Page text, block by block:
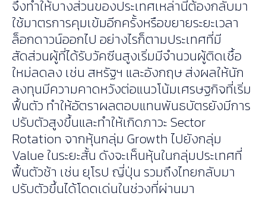
จึงทำให้บางส่วนของประเทศเหล่านี้ต้องกลับมา
ใช้มาตรการคุมเข้มอีกครั้งหรือขยายระยะเวลา
ล็อกดาวน์ออกไป อย่างไรก็ตามประเทศที่มี
สัดส่วนผู้ที่ได้รับวัคซีนสูงเริ่มมีจำนวนผู้ติดเชื้อ
ใหม่ลดลง เช่น สหรัฐฯ และอังกฤษ ส่งผลให้นัก
ลงทุนมีความคาดหวังต่อแนวโน้มเศรษฐกิจที่เริ่ม
ฟื้นตัว ทำให้อัตราผลตอบแทนพันธบัตรยังมีการ
ปรับตัวสูงขึ้นและทำให้เกิดภาวะ Sector
Rotation จากหุ้นกลุ่ม Growth ไปยังกลุ่ม
Value ในระยะสั้น ดังจะเห็นหุ้นในกลุ่มประเทศที่
ฟื้นตัวช้า เช่น ยุโรป ญี่ปุ่น รวมถึงไทยกลับมา
ปรับตัวขึ้นได้โดดเด่นในช่วงที่ผ่านมา